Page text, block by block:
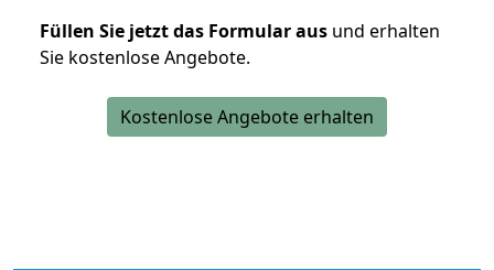
Füllen Sie jetzt das Formular aus und erhalten
Sie kostenlose Angebote.
Kostenlose Angebote erhalten